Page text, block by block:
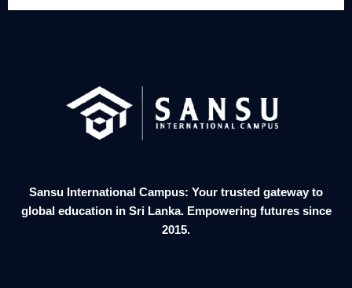
Sansu International Campus: Your trusted gateway to
global education in Sri Lanka. Empowering futures since
2015.